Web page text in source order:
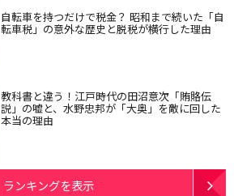
自転車を持つだけで税金？ 昭和まで続いた「自
転車税」の意外な歴史と脱税が横行した理由
教科書と違う！江戸時代の田沼意次「賄賂伝
説」の嘘と、水野忠邦が「大奥」を敵に回した
本当の理由
ランキングを表示